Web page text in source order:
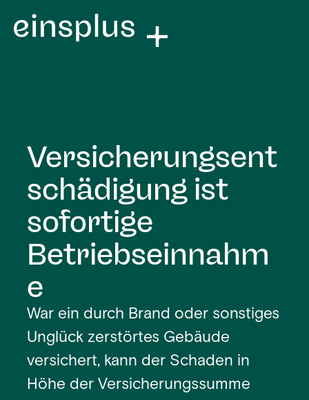
Versicherungsent
schädigung ist
sofortige
Betriebseinnahm
e
War ein durch Brand oder sonstiges
Unglück zerstörtes Gebäude
versichert, kann der Schaden in
Höhe der Versicherungssumme